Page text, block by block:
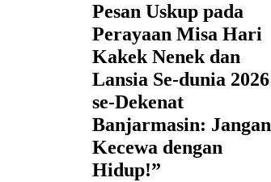
Pesan Uskup pada
Perayaan Misa Hari
Kakek Nenek dan
Lansia Se-dunia 2026
se-Dekenat
Banjarmasin: Jangan
Kecewa dengan
Hidup!”